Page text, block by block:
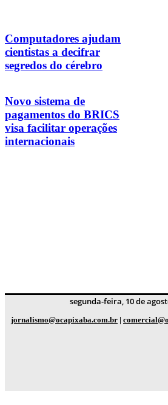
Computadores ajudam
cientistas a decifrar
segredos do cérebro
Novo sistema de
pagamentos do BRICS
visa facilitar operações
internacionais
segunda-feira, 10 de
jornalismo@ocapixaba.com.br |